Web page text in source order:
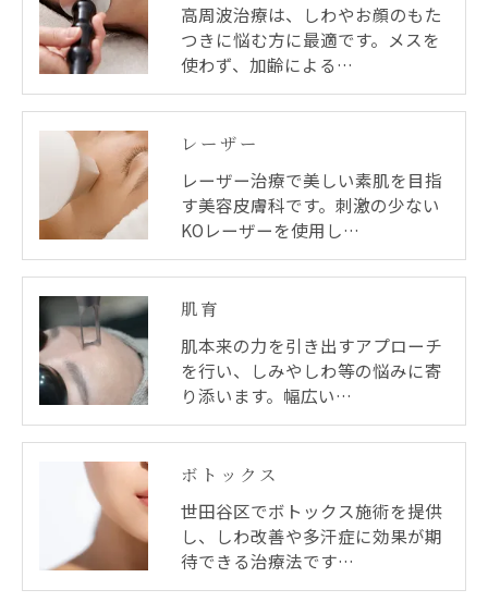
高周波治療は、しわやお顔のもた
つきに悩む方に最適です。メスを
使わず、加齢による…
レーザー
レーザー治療で美しい素肌を目指
す美容皮膚科です。刺激の少ない
KOレーザーを使用し…
肌育
肌本来の力を引き出すアプローチ
を行い、しみやしわ等の悩みに寄
り添います。幅広い…
ボトックス
世田谷区でボトックス施術を提供
し、しわ改善や多汗症に効果が期
待できる治療法です…